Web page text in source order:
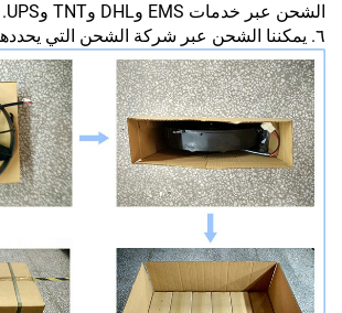
الشحن عبر خدمات EMS وDHL وTNT وUPS.
٦. يمكننا الشحن عبر شركة الشحن التي يحددها العميل.